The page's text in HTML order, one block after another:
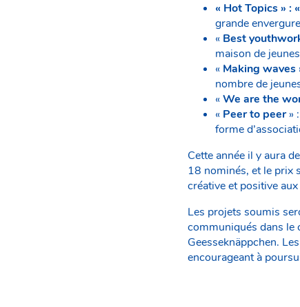
« Hot Topics » :
grande
« Best
maison de
« Making waves
nombre de
«We are the
« Peer to peer»
forme
Cette année il y aura
18 nominés, et le prix
créative et positive
Les projets soumis
communiqués dans le
Geesseknäppchen.
encourageant à